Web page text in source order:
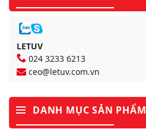
LETUV
024 3233 6213
ceo@letuv.com.vn
DANH MỤC SẢN PHẨM